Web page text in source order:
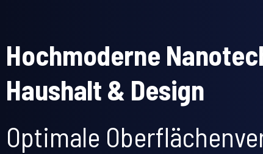
Hochmoderne
Haushalt & Design
Optimale